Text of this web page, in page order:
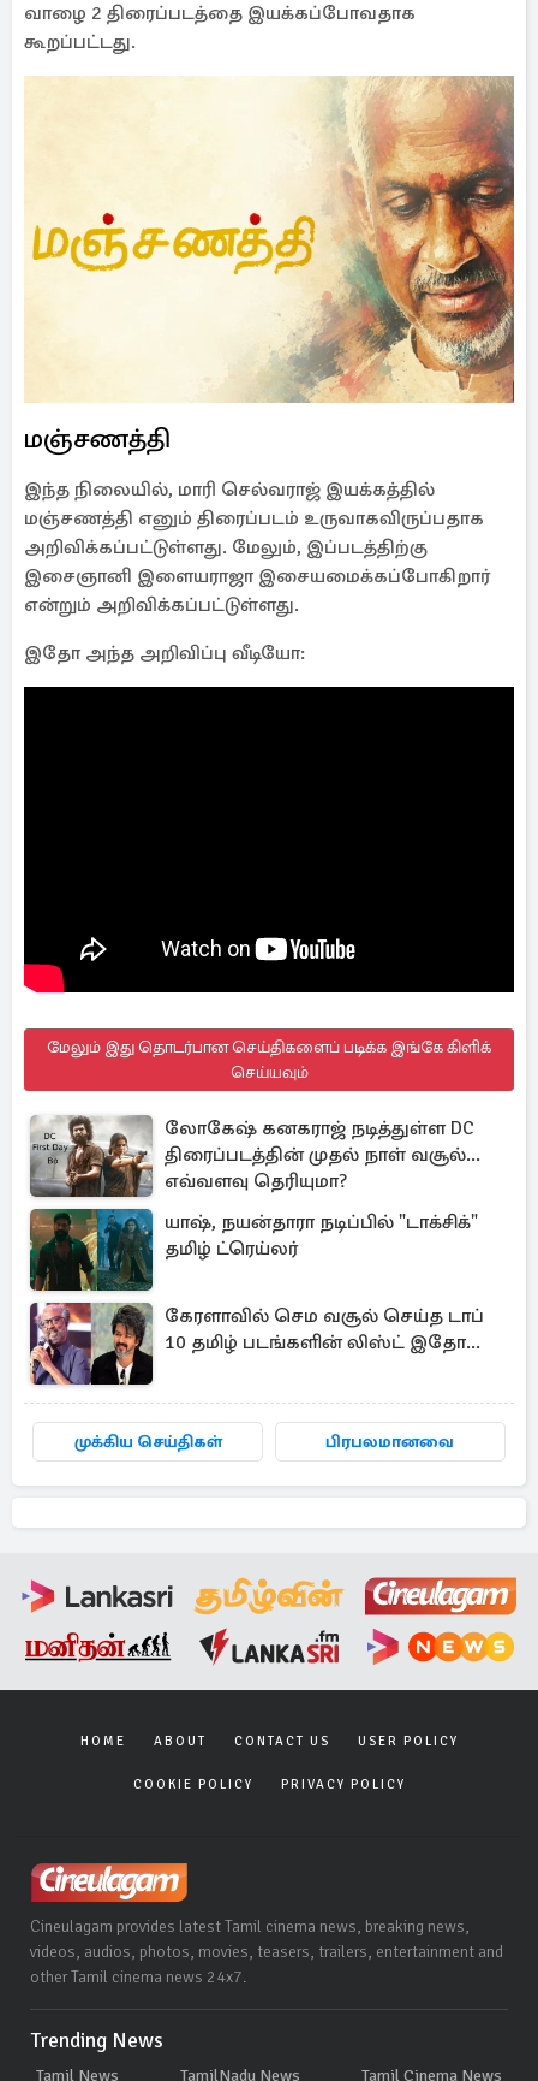
வாழை 2 திரைப்படத்தை இயக்கப்போவதாக
கூறப்பட்டது.
மஞ்சணத்தி
இந்த நிலையில், மாரி செல்வராஜ் இயக்கத்தில்
மஞ்சணத்தி எனும் திரைப்படம் உருவாகவிருப்பதாக
அறிவிக்கப்பட்டுள்ளது. மேலும், இப்படத்திற்கு
இசைஞானி இளையராஜா இசையமைக்கப்போகிறார்
என்றும் அறிவிக்கப்பட்டுள்ளது.
இதோ அந்த அறிவிப்பு வீடியோ:
மேலும் இது தொடர்பான செய்திகளைப் படிக்க இங்கே கிளிக்
செய்யவும்
லோகேஷ் கனகராஜ் நடித்துள்ள DC
திரைப்படத்தின் முதல் நாள் வசூல்...
எவ்வளவு தெரியுமா?
யாஷ், நயன்தாரா நடிப்பில் "டாக்சிக்"
தமிழ் ட்ரெய்லர்
கேரளாவில் செம வசூல் செய்த டாப்
10 தமிழ் படங்களின் லிஸ்ட் இதோ...
முக்கிய செய்திகள் பிரபலமானவை
HOME ABOUT CONTACT US USER POLICY
COOKIE POLICY PRIVACY POLICY
Cineulagam provides latest Tamil cinema news, breaking news,
videos, audios, photos, movies, teasers, trailers, entertainment and
other Tamil cinema news 24x7.
Trending News
Tamil News TamilNadu News Tamil Cinema News